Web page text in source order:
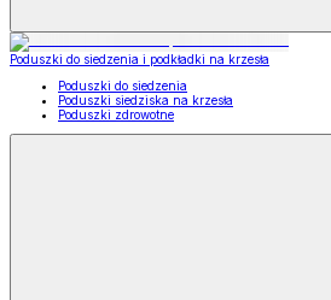
Poduszki do siedzenia i podkładki na krzesła
Poduszki do siedzenia
Poduszki siedziska na krzesła
Poduszki zdrowotne